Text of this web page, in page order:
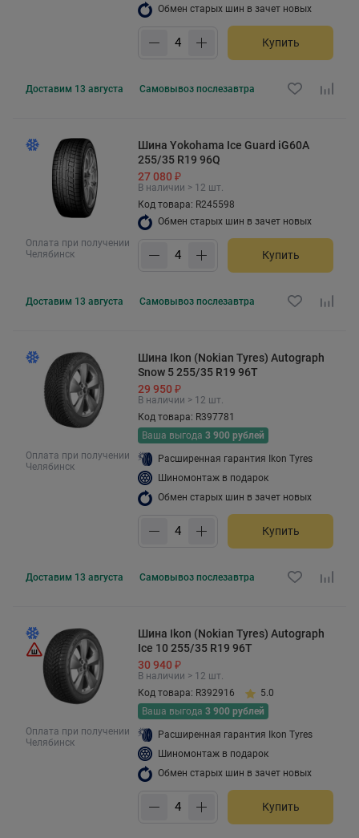
Обмен старых шин в зачет новых
Купить
Доставим 13 августа Самовывоз послезавтра
Оплата при получении
Челябинск
Шина Yokohama Ice Guard iG60A
255/35 R19 96Q
27 080 ₽
В наличии > 12 шт.
Код товара: R245598
Обмен старых шин в зачет новых
Купить
Доставим 13 августа Самовывоз послезавтра
Оплата при получении
Челябинск
Шина Ikon (Nokian Tyres) Autograph
Snow 5 255/35 R19 96T
29 950 ₽
В наличии > 12 шт.
Код товара: R397781
Ваша выгода 3 900 рублей
Расширенная гарантия Ikon Tyres
Шиномонтаж в подарок
Обмен старых шин в зачет новых
Купить
Доставим 13 августа Самовывоз послезавтра
Оплата при получении
Челябинск
Шина Ikon (Nokian Tyres) Autograph
Ice 10 255/35 R19 96T
30 940 ₽
В наличии > 12 шт.
Код товара: R392916
5.0
Ваша выгода 3 900 рублей
Расширенная гарантия Ikon Tyres
Шиномонтаж в подарок
Обмен старых шин в зачет новых
Купить